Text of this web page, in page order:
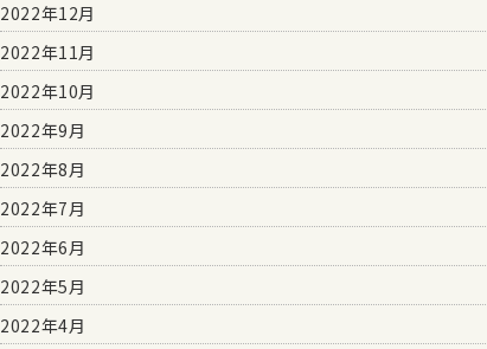
2022年12月
2022年11月
2022年10月
2022年9月
2022年8月
2022年7月
2022年6月
2022年5月
2022年4月